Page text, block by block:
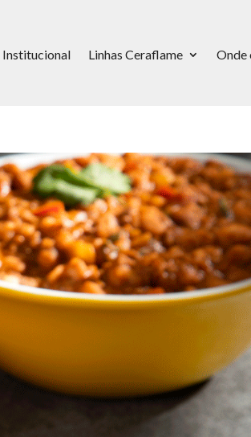
Institucional Linhas Ceraflame Onde